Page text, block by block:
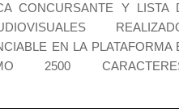
CONCURSANTE Y LISTA
EN LA PLATAFORMA
2500